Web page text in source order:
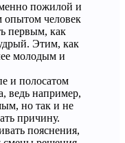
пожилой и
человек
первым, как
Этим, как
молодым и
и полосатом
ведь например,
но так и не
причину.
пояснения,